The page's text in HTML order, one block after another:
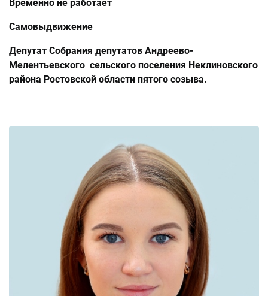
Временно не работает
Самовыдвижение
Депутат Собрания депутатов Андреево-
Мелентьевского сельского поселения Неклиновского
района Ростовской области пятого созыва.